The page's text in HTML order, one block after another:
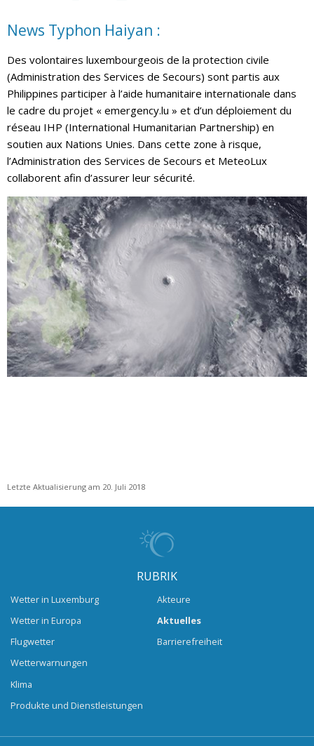
News Typhon Haiyan :
Des volontaires luxembourgeois de la protection civile
(Administration des Services de Secours) sont partis aux
Philippines participer à l’aide humanitaire internationale dans
le cadre du projet « emergency.lu » et d’un déploiement du
réseau IHP (International Humanitarian Partnership) en
soutien aux Nations Unies. Dans cette zone à risque,
l’Administration des Services de Secours et MeteoLux
collaborent afin d’assurer leur sécurité.
Letzte Aktualisierung am 20. Juli 2018
RUBRIK
Wetter in Luxemburg
Wetter in Europa
Flugwetter
Wetterwarnungen
Klima
Produkte und Dienstleistungen
Akteure
Aktuelles
Barrierefreiheit